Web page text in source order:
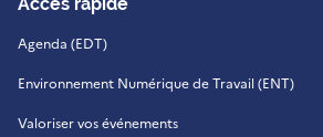
Agenda (EDT)
Environnement Numérique de Travail (ENT)
Valoriser vos événements